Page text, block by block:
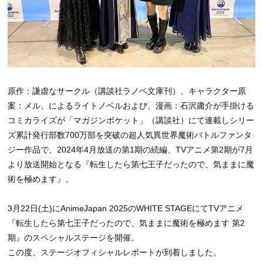
原作：謙虚なサークル（講談社ラノベ文庫刊）、キャラクター原
案：メル。によるライトノベルおよび、漫画：石沢庸介が手掛ける
コミカライズが「マガジンポケット」（講談社）にて連載しシリー
ズ累計発行部数700万部を突破の超人気異世界魔術バトルファンタ
ジー作品で、2024年4月放送の第1期の続編、TVアニメ第2期が7月
より放送開始となる『転生したら第七王子だったので、気ままに魔
術を極めます』。
3月22日(土)にAnimeJapan 2025のWHITE STAGEにてTVアニメ
『転生したら第七王子だったので、気ままに魔術を極めます 第2
期』のスペシャルステージを開催。
この度、ステージオフィシャルレポートが到着しました。